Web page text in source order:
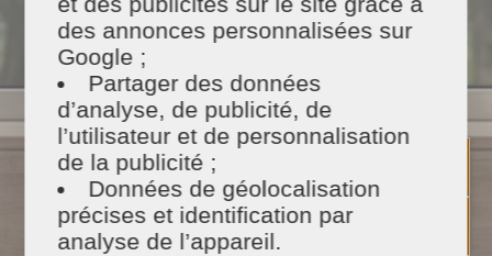
Untarif ajusté
des annonces personnalisées sur
Google ;
Partager des données
d’analyse, de publicité, de
l’utilisateur et de personnalisation
de la publicité ;
Données de géolocalisation
précises et identification par
analyse de l’appareil.